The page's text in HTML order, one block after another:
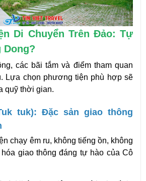
Di Chuyển Trên Đảo: Tự
Dong?
các bãi tắm và điểm tham quan
Lựa chọn phương tiện phù hợp sẽ
quỹ thời gian.
tuk): Đặc sản giao thông
chạy êm ru, không tiếng ồn, không
giao thông đáng tự hào của Cô